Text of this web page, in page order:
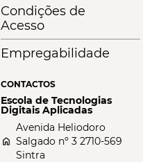
Condições de
Acesso
Empregabilidade
CONTACTOS
Escola de Tecnologias
Digitais Aplicadas
home
Avenida Heliodoro
Salgado nº 3 2710-569
Sintra